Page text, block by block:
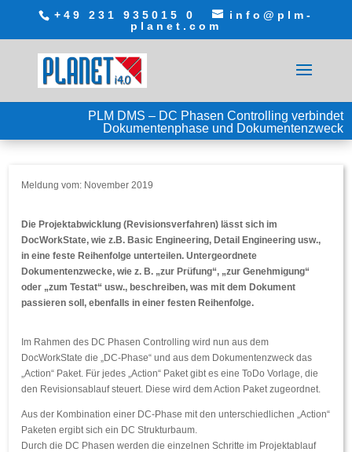
+49 231 935015 0
info@plm-
planet.com
PLM DMS – DC Phasen Controlling verbindet
Dokumentenphase und Dokumentenzweck
Meldung vom: November 2019
Die Projektabwicklung (Revisionsverfahren) lässt sich im
DocWorkState, wie z.B. Basic Engineering, Detail Engineering usw.,
in eine feste Reihenfolge unterteilen. Untergeordnete
Dokumentenzwecke, wie z. B. „zur Prüfung“, „zur Genehmigung“
oder „zum Testat“ usw., beschreiben, was mit dem Dokument
passieren soll, ebenfalls in einer festen Reihenfolge.
Im Rahmen des DC Phasen Controlling wird nun aus dem
DocWorkState die „DC-Phase“ und aus dem Dokumentenzweck das
„Action“ Paket. Für jedes „Action“ Paket gibt es eine ToDo Vorlage, die
den Revisionsablauf steuert. Diese wird dem Action Paket zugeordnet.
Aus der Kombination einer DC-Phase mit den unterschiedlichen „Action“
Paketen ergibt sich ein DC Strukturbaum.
Durch die DC Phasen werden die einzelnen Schritte im Projektablauf